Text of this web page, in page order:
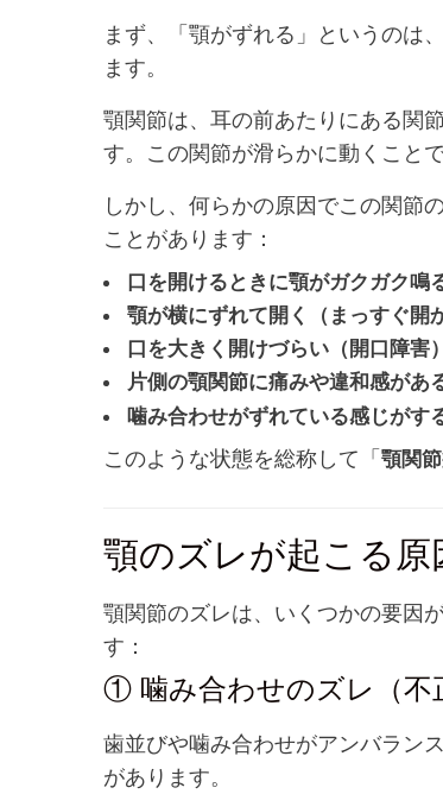
まず、「顎がずれる」というのは
ます。
顎関節は、耳の前あたりにある関
す。この関節が滑らかに動くこと
しかし、何らかの原因でこの関節
ことがあります：
口を開けるときに顎がガクガク鳴
顎が横にずれて開く（まっすぐ開
口を大きく開けづらい（開口障害）
片側の顎関節に痛みや違和感があ
噛み合わせがずれている感じがす
このような状態を総称して「顎関
顎のズレが起こる原
顎関節のズレは、いくつかの要因
す：
① 噛み合わせのズレ（不
歯並びや噛み合わせがアンバラン
があります。